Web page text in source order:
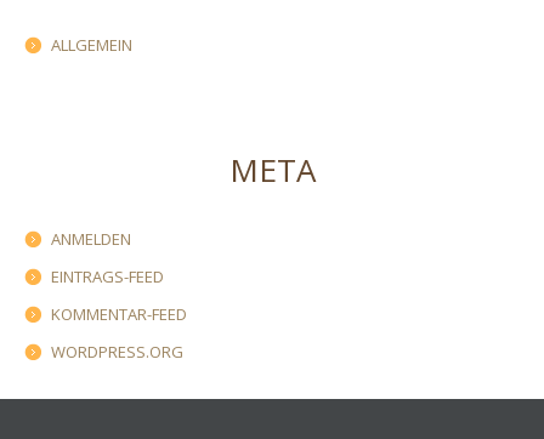
ALLGEMEIN
META
ANMELDEN
EINTRAGS-FEED
KOMMENTAR-FEED
WORDPRESS.ORG